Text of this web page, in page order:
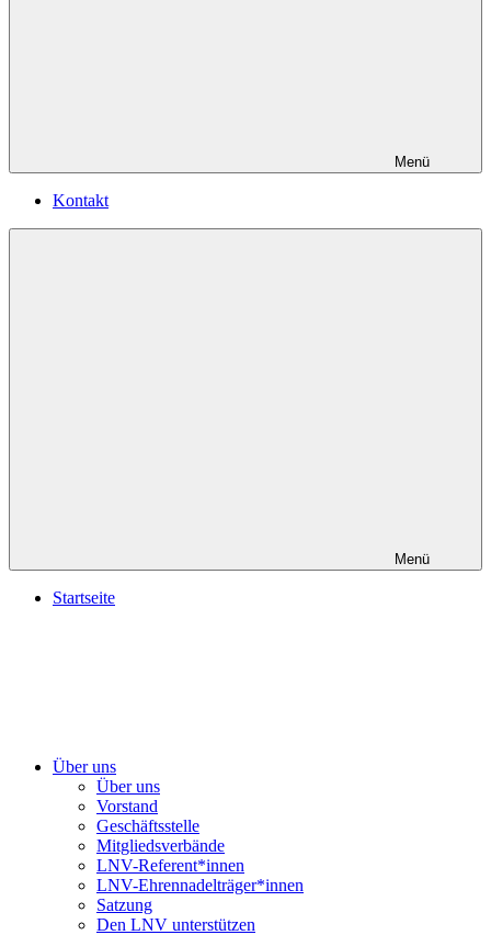
Menü
Kontakt
Menü
Startseite
Über uns
Über uns
Vorstand
Geschäftsstelle
Mitgliedsverbände
LNV-Referent*innen
LNV-Ehrennadelträger*innen
Satzung
Den LNV unterstützen